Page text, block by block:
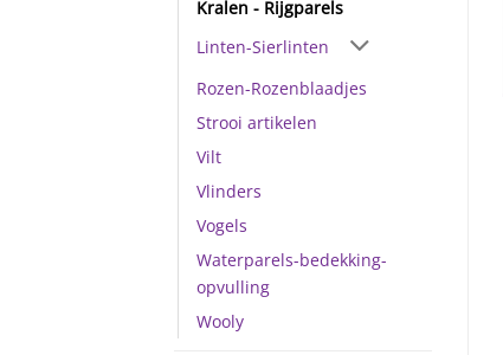
Kralen - Rijgparels
Linten-Sierlinten
Rozen-Rozenblaadjes
Strooi artikelen
Vilt
Vlinders
Vogels
Waterparels-bedekking-
opvulling
Wooly